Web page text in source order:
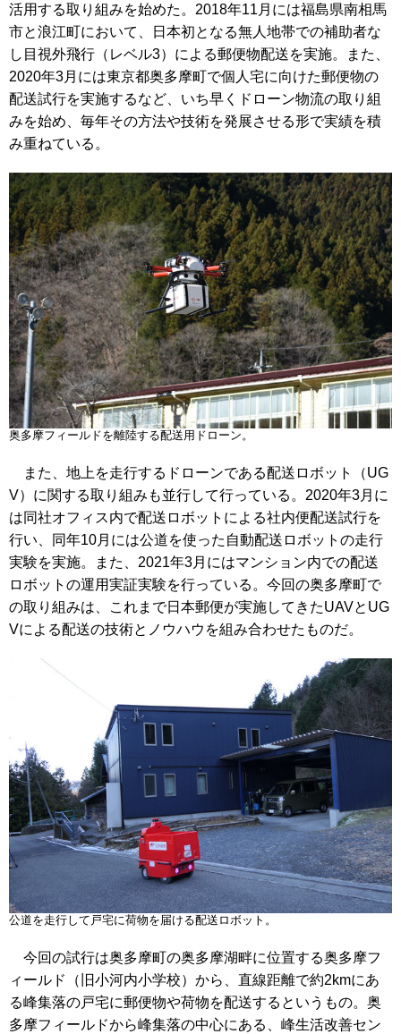
活用する取り組みを始めた。2018年11月には福島県南相馬
市と浪江町において、日本初となる無人地帯での補助者な
し目視外飛行（レベル3）による郵便物配送を実施。また、
2020年3月には東京都奥多摩町で個人宅に向けた郵便物の
配送試行を実施するなど、いち早くドローン物流の取り組
みを始め、毎年その方法や技術を発展させる形で実績を積
み重ねている。
奥多摩フィールドを離陸する配送用ドローン。
また、地上を走行するドローンである配送ロボット（UG
V）に関する取り組みも並行して行っている。2020年3月に
は同社オフィス内で配送ロボットによる社内便配送試行を
行い、同年10月には公道を使った自動配送ロボットの走行
実験を実施。また、2021年3月にはマンション内での配送
ロボットの運用実証実験を行っている。今回の奥多摩町で
の取り組みは、これまで日本郵便が実施してきたUAVとUG
Vによる配送の技術とノウハウを組み合わせたものだ。
公道を走行して戸宅に荷物を届ける配送ロボット。
今回の試行は奥多摩町の奥多摩湖畔に位置する奥多摩フ
ィールド（旧小河内小学校）から、直線距離で約2kmにあ
る峰集落の戸宅に郵便物や荷物を配送するというもの。奥
多摩フィールドから峰集落の中心にある、峰生活改善セン